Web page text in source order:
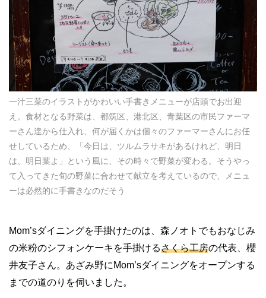
一汁三菜のイラストがかわいい手書きメニューが店頭でお出迎
え。食材となる野菜は、都筑区、港北区、青葉区の市民ファーマ
ーさん達から仕入れ、何が届くかは個々のファーマーさんにお任
せしているため、「今日は、ツルムラサキがあるけれど、明日
は、明日葉よ」という風に、その時々で野菜が変わる。そうやっ
て入ってきた旬の野菜に合わせて献立を考えているので、メニュ
ーは必然的に手書きなのだそう
Mom’sダイニングを手掛けたのは、森ノオトでもおなじみ
の米粉のシフォンケーキを手掛けるさくら工房の代表、櫻
井友子さん。あざみ野にMom’sダイニングをオープンする
までの道のりを伺いました。